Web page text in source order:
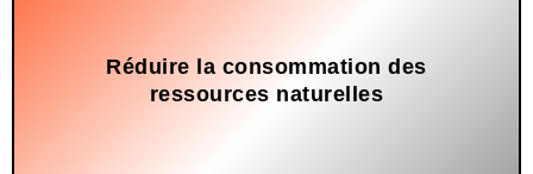
Réduire la consommation des
ressources naturelles
En réduisant le besoin d'extraire la bauxite.